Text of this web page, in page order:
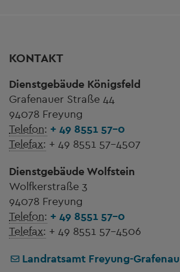
KONTAKT
Dienstgebäude Königsfeld
Grafenauer Straße 44
94078 Freyung
Telefon: + 49 8551 57-0
Telefax: + 49 8551 57-4507
Dienstgebäude Wolfstein
Wolfkerstraße 3
94078 Freyung
Telefon: + 49 8551 57-0
Telefax: + 49 8551 57-4506
Landratsamt Freyung-Grafenau